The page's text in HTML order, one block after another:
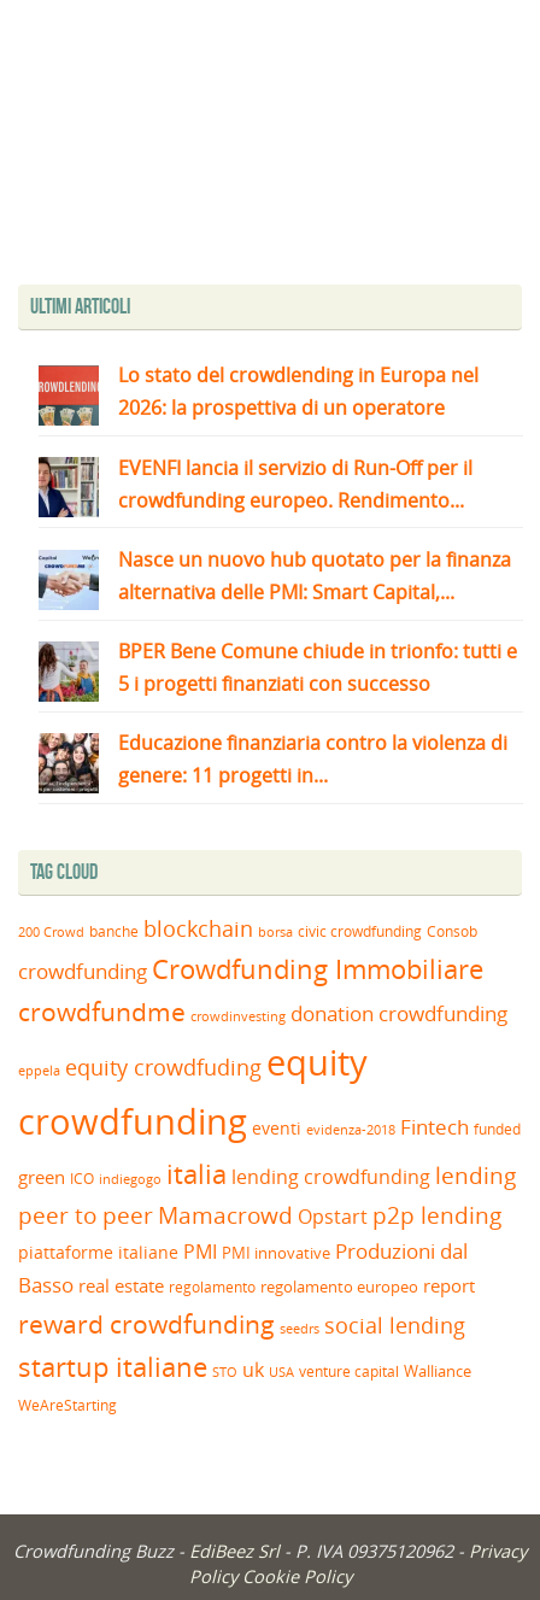
Ultimi articoli
Lo stato del crowdlending in Europa nel
2026: la prospettiva di un operatore
EVENFI lancia il servizio di Run-Off per il
crowdfunding europeo. Rendimento...
Nasce un nuovo hub quotato per la finanza
alternativa delle PMI: Smart Capital,...
BPER Bene Comune chiude in trionfo: tutti e
5 i progetti finanziati con successo
Educazione finanziaria contro la violenza di
genere: 11 progetti in...
Tag Cloud
200 Crowd banche blockchain borsa civic crowdfunding Consob
crowdfunding Crowdfunding Immobiliare
crowdfundme crowdinvesting donation crowdfunding
eppela equity crowdfuding equity
crowdfunding eventi evidenza-2018 Fintech funded
green ICO indiegogo italia lending crowdfunding lending
peer to peerMamacrowd Opstart p2p lending
piattaforme italiane PMI PMI innovative Produzioni dal
Basso real estate regolamento regolamento europeo report
reward crowdfunding seedrs social lending
startup italiane STO uk USA venture capital Walliance
WeAreStarting
Crowdfunding Buzz - EdiBeez Srl - P. IVA 09375120962 - Privacy
Policy Cookie Policy